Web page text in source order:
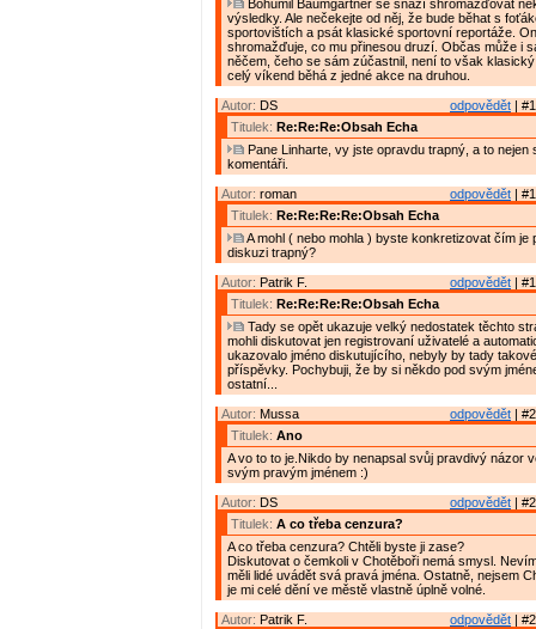
Bohumil Baumgartner se snaží shromažďovat
výsledky. Ale nečekejte od něj, že bude běhat s
sportovištích a psát klasické sportovní reportáže.
shromažďuje, co mu přinesou druzí. Občas může i
něčem, čeho se sám zúčastnil, není to však
celý víkend běhá z jedné akce na druhou.
odpovědět |
Autor: DS
Titulek: Re:Re:Re:Obsah Echa
Pane Linharte, vy jste opravdu trapný, a to nejen
komentáři.
odpovědět |
Autor: roman
Titulek: Re:Re:Re:Re:Obsah Echa
A mohl ( nebo mohla ) byste konkretizovat čím je
diskuzi trapný?
odpovědět |
Autor: Patrik F.
Titulek: Re:Re:Re:Re:Obsah Echa
Tady se opět ukazuje velký nedostatek těchto
mohli diskutovat jen registrovaní uživatelé a
ukazovalo jméno diskutujícího, nebyly by tady
příspěvky. Pochybuji, že by si někdo pod svým
ostatní...
odpovědět |
Autor: Mussa
Titulek: Ano
A vo to to je.Nikdo by nenapsal svůj pravdivý názor
svým pravým jménem :)
odpovědět |
Autor: DS
Titulek: A co třeba cenzura?
A co třeba cenzura? Chtěli byste ji zase?
Diskutovat o čemkoli v Chotěboři nemá smysl.
měli lidé uvádět svá pravá jména. Ostatně, nejsem
je mi celé dění ve městě vlastně úplně volné.
odpovědět |
Autor: Patrik F.